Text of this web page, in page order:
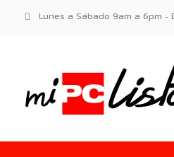
Lunes a Sábado 9am a 6pm -